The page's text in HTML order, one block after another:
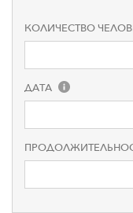
КОЛИЧЕСТВО
ДАТА
августа
пн вт ср чт
27 28 29 30